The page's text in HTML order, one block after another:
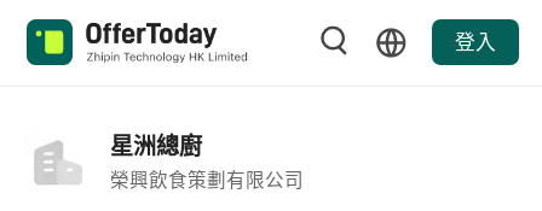
登入
星洲總廚
榮興飲食策劃有限公司